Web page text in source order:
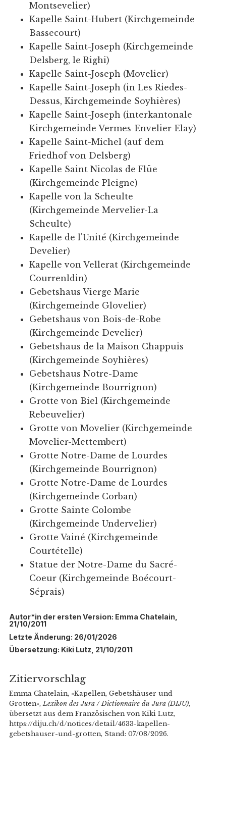
Montsevelier)
Kapelle Saint-Hubert (Kirchgemeinde
Bassecourt)
Kapelle Saint-Joseph (Kirchgemeinde
Delsberg, le Righi)
Kapelle Saint-Joseph (Movelier)
Kapelle Saint-Joseph (in Les Riedes-
Dessus, Kirchgemeinde Soyhières)
Kapelle Saint-Joseph (interkantonale
Kirchgemeinde Vermes-Envelier-Elay)
Kapelle Saint-Michel (auf dem
Friedhof von Delsberg)
Kapelle Saint Nicolas de Flüe
(Kirchgemeinde Pleigne)
Kapelle von la Scheulte
(Kirchgemeinde Mervelier-La
Scheulte)
Kapelle de l'Unité (Kirchgemeinde
Develier)
Kapelle von Vellerat (Kirchgemeinde
Courrenldin)
Gebetshaus Vierge Marie
(Kirchgemeinde Glovelier)
Gebetshaus von Bois-de-Robe
(Kirchgemeinde Develier)
Gebetshaus de la Maison Chappuis
(Kirchgemeinde Soyhières)
Gebetshaus Notre-Dame
(Kirchgemeinde Bourrignon)
Grotte von Biel (Kirchgemeinde
Rebeuvelier)
Grotte von Movelier (Kirchgemeinde
Movelier-Mettembert)
Grotte Notre-Dame de Lourdes
(Kirchgemeinde Bourrignon)
Grotte Notre-Dame de Lourdes
(Kirchgemeinde Corban)
Grotte Sainte Colombe
(Kirchgemeinde Undervelier)
Grotte Vainé (Kirchgemeinde
Courtételle)
Statue der Notre-Dame du Sacré-
Coeur (Kirchgemeinde Boécourt-
Séprais)
Autor*in der ersten Version: Emma Chatelain,
21/10/2011
Letzte Änderung: 26/01/2026
Übersetzung: Kiki Lutz, 21/10/2011
Zitiervorschlag
Emma Chatelain, «Kapellen, Gebetshäuser und
Grotten», Lexikon des Jura / Dictionnaire du Jura (DIJU),
übersetzt aus dem Französischen von Kiki Lutz,
https://diju.ch/d/notices/detail/4633-kapellen-
gebetshauser-und-grotten, Stand: 07/08/2026.